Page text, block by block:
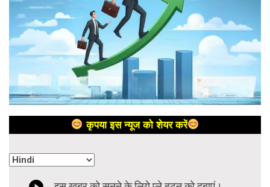
कृपया इस न्यूज को शेयर करें